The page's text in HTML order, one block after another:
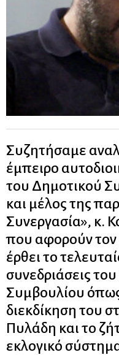
Συζητήσαμε
έμπειρο
του Δημοτικού
και μέλος της
Συνεργασία», κ.
που αφορούν τον
έρθει το
συνεδριάσεις
Συμβουλίου
διεκδίκηση του
Πυλάδη και το
εκλογικό